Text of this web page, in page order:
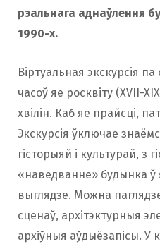
рэальнага аднаўлення
1990-х.
Віртуальная экскурсія па
часоў яе росквіту (XVII-
хвілін. Каб яе прайсці,
Экскурсія ўключае
гісторыяй і культурай, з
«наведванне» будынка ў
выглядзе. Можна
сценаў, архітэктурныя
архіўныя аўдыёзапісы.